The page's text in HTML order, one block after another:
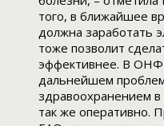
того, в ближайшее
должна заработать
тоже позволит
эффективнее. В ОНФ
дальнейшем
здравоохранением
так же оперативно.